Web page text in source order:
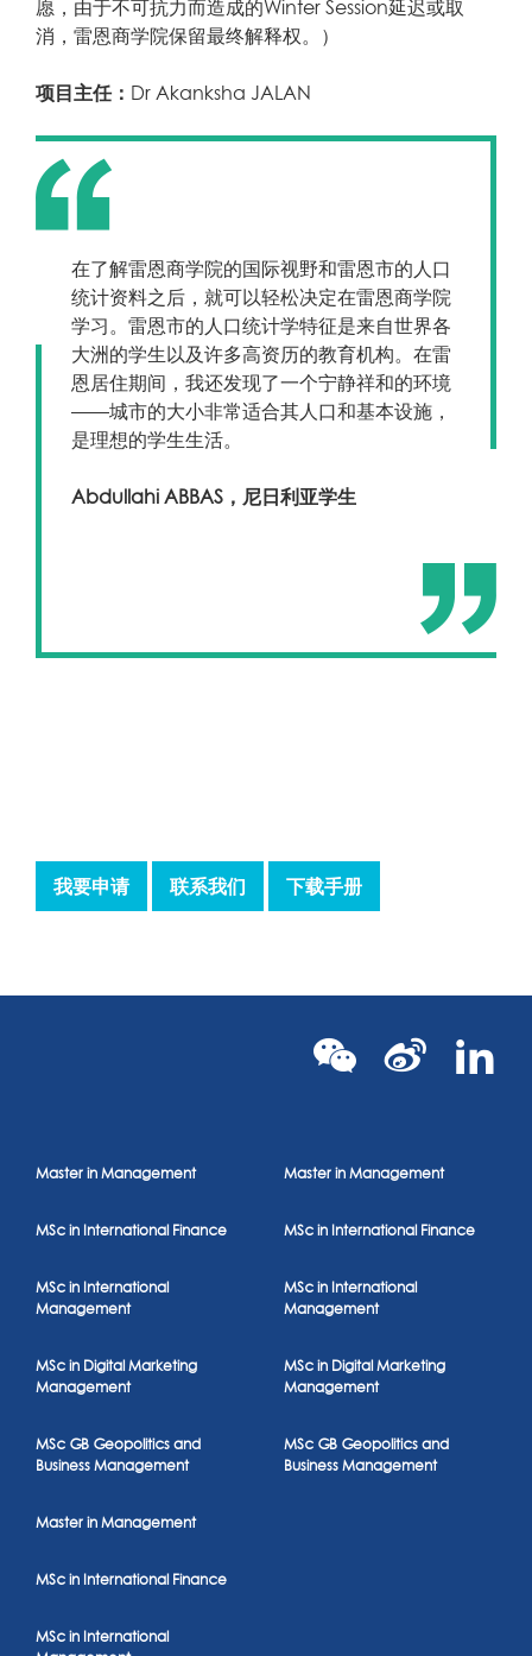
愿，由于不可抗力而造成的Winter Session延迟或取
消，雷恩商学院保留最终解释权。）
项目主任： Dr Akanksha JALAN
在了解雷恩商学院的国际视野和雷恩市的人口
统计资料之后，就可以轻松决定在雷恩商学院
学习。雷恩市的人口统计学特征是来自世界各
大洲的学生以及许多高资历的教育机构。在雷
恩居住期间，我还发现了一个宁静祥和的环境
——城市的大小非常适合其人口和基本设施，
是理想的学生生活。
Abdullahi ABBAS，尼日利亚学生
我要申请 联系我们 下载手册
Master in Management
MSc in International Finance
MSc in International
Management
MSc in Digital Marketing
Management
MSc GB Geopolitics and
Business Management
Master in Management
MSc in International Finance
MSc in International
Management
MSc in Digital Marketing
Management
MSc GB Geopolitics and
Business Management
Master in Management
MSc in International Finance
MSc in International